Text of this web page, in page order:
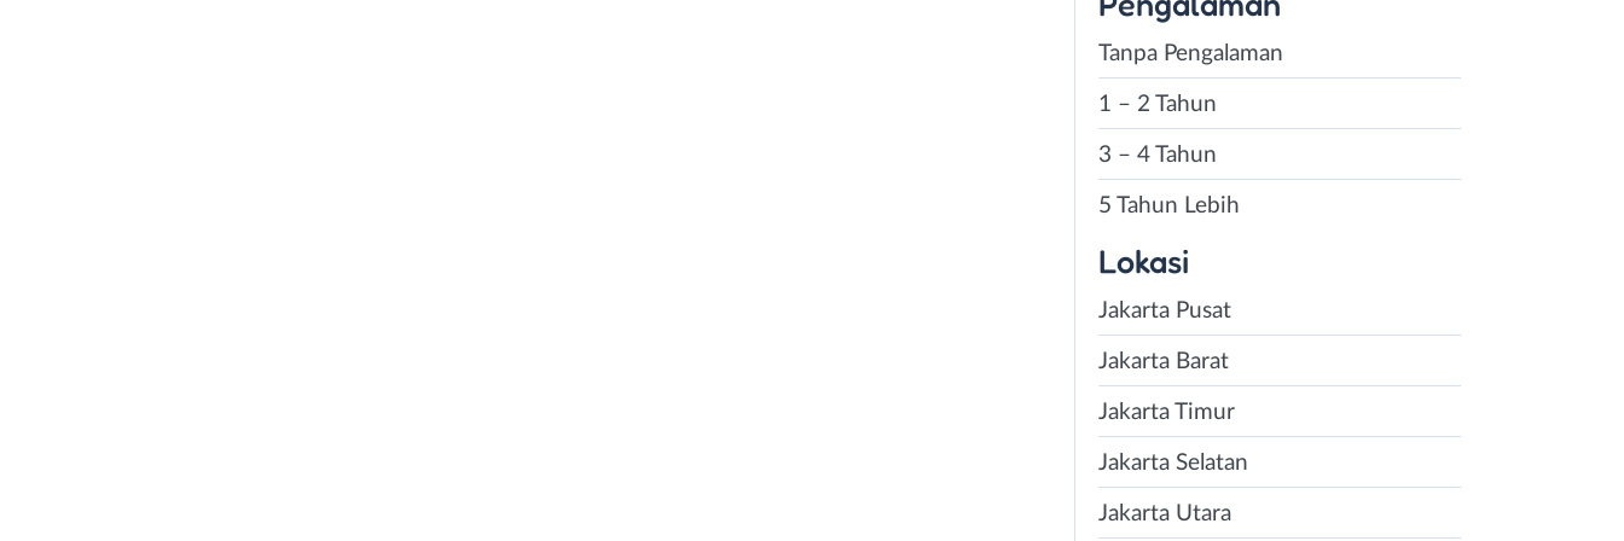
Tanpa Pengalaman
1 – 2 Tahun
3 – 4 Tahun
5 Tahun Lebih
Lokasi
Jakarta Pusat
Jakarta Barat
Jakarta Timur
Jakarta Selatan
Jakarta Utara